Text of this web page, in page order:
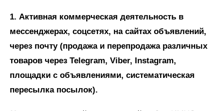
1. Активная коммерческая деятельность в
мессенджерах, соцсетях, на сайтах объявлений,
через почту (продажа и перепродажа различных
товаров через Telegram, Viber, Instagram,
площадки с объявлениями, систематическая
пересылка посылок).